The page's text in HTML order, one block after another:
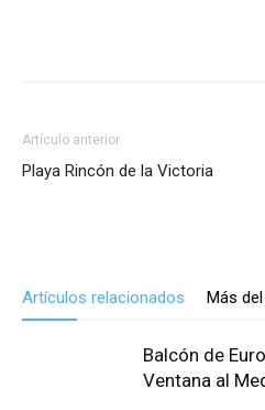
Artículo anterior
Playa Rincón de la Victoria
Artículos relacionados Más
Balcón de
Ventana al